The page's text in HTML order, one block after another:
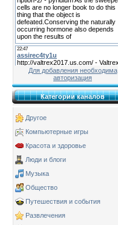
Для добавления необходима
авторизация
Категории каналов
Другое
Компьютерные игры
Красота и здоровье
Люди и блоги
Музыка
Общество
Путешествия и события
Развлечения